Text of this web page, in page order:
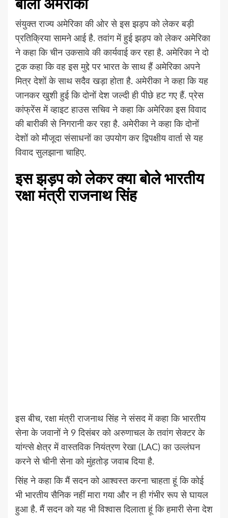
संयुक्त राज्य अमेरिका की ओर से इस झड़प को लेकर बड़ी
प्रतिक्रिया सामने आई है. तवांग में हुई झड़प को लेकर अमेरिका
ने कहा कि चीन उकसावे की कार्यवाई कर रहा है. अमेरिका ने दो
टूक कहा कि वह इस मुद्दे पर भारत के साथ हैं अमेरिका अपने
मित्र देशों के साथ सदैव खड़ा होता है. अमेरीका ने कहा कि यह
जानकर खुशी हुई कि दोनों देश जल्दी ही पीछे हट गए हैं. प्रेस
कांफ्रेंस में व्हाइट हाउस सचिव ने कहा कि अमेरिका इस विवाद
की बारीकी से निगरानी कर रहा है. अमेरीका ने कहा कि दोनों
देशों को मौजूदा संसाधनों का उपयोग कर द्विपक्षीय वार्ता से यह
विवाद सुलझाना चाहिए.
इस झड़प को लेकर क्या बोले भारतीय
रक्षा मंत्री राजनाथ सिंह
इस बीच, रक्षा मंत्री राजनाथ सिंह ने संसद में कहा कि भारतीय
सेना के जवानों ने 9 दिसंबर को अरुणाचल के तवांग सेक्टर के
यांग्त्से क्षेत्र में वास्तविक नियंत्रण रेखा (LAC) का उल्लंघन
करने से चीनी सेना को मुंहतोड़ जवाब दिया है.
सिंह ने कहा कि मैं सदन को आश्वस्त करना चाहता हूं कि कोई
भी भारतीय सैनिक नहीं मारा गया और न ही गंभीर रूप से घायल
हुआ है. मैं सदन को यह भी विश्वास दिलाता हूं कि हमारी सेना देश